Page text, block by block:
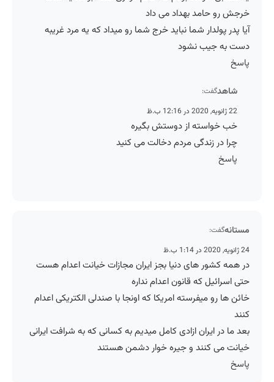
خرجش رو حامد بهداد می داد
آیا پدر پولدار شما نباید خرج شما رو میداد که یه مرد غریبه
دست به جیب نشود
پاسخ
شاهدگفت:
22 ژانویه, 2020 در 12:16 ب.ظ
خب خواسته از دوستش بگیره
چرا در زندگی مردم دخالت می کنید
پاسخ
مستانهگفت:
24 ژانویه, 2020 در 1:14 ب.ظ
در همه کشور های دنیا بجز ایران مجازات خیانت اعدام هست
حتی اسرائیل که قانون اعدام نداره
خائن ها رو میفرسته امریکا که اونجا با صندلی الکتریکی اعدام
کنند
بعد ما در ایران ازادی کامل میدیم به کسانی که به شرافت ایرانی
خیانت می کنند و جیره خوار دشمن هستند
پاسخ